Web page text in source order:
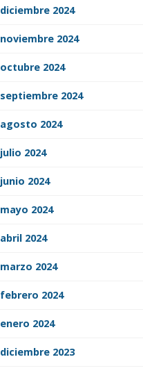
diciembre 2024
noviembre 2024
octubre 2024
septiembre 2024
agosto 2024
julio 2024
junio 2024
mayo 2024
abril 2024
marzo 2024
febrero 2024
enero 2024
diciembre 2023